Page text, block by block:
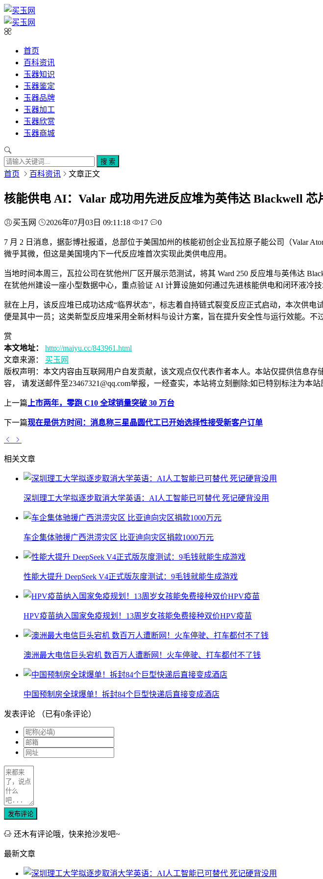
首页
百科资讯
玉器知识
玉器鉴定
玉器品牌
玉器加工
玉器欣赏
玉器商城
搜 索
首页 百科资讯 文章正文
核能供电 AI：Valar 成功用先进反应堆为英伟达 Blackwell 芯
买玉网 2026年07月03日 09:11:18 17 0
7 月 2 日消息，据彭博社报道，总部位于美国加州的核能初创企业瓦拉原子能公司（Valar
微乎其微，但这是美国境内下一代反应堆首次实现此类供电应用。
当地时间本周三，瓦拉公司在犹他州厂区开展示范测试，将其 Ward 250 反应堆与英伟达
在犹他州建设一座小型数据中心，重点验证 AI 计算设施如何通过先进核能供电和闭环液冷
就在上月，该反应堆已成功达成“临界状态”，标志着自持链式裂变反应正式启动，本次供
便是其中一员；这类新型反应堆采用全新材料与设计方案，旨在提升安全性与运行效能。不
赏
本文地址：
http://maiyu.cc/843961.html
文章来源：
买玉网
版权声明： 本文内容由互联网用户自发贡献，该文观点仅代表作者本人。本站仅提供信息
容， 请发送邮件至23467321@qq.com举报，一经查实，本站将立刻删除;如已特别标注为本
上一篇 上市两年，零跑 C10 全球销量突破 30 万台
下一篇现在是供方时间：消息称三星晶圆代工已开始选择性接受新客户订单
相关文章
深圳理工大学拟逐步取消大学英语：AI人工智能已可替代 死记硬背没用
车企集体驰援广西洪涝灾区 比亚迪向灾区捐款1000万元
性能大提升 DeepSeek V4正式版灰度测试：9毛钱就能生成游戏
HPV疫苗纳入国家免疫规划！13周岁女孩能免费接种双价HPV疫苗
澳洲最大电信巨头宕机 数百万人遭断网！火车停驶、打车都付不了钱
中国预制房全球爆单！拆封84个巨型快递后直接变成酒店
发表评论 （已有0条评论）
发布评论
还木有评论哦，快来抢沙发吧~
最新文章